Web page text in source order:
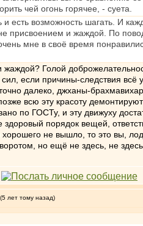
чей огонь горячее, - суета.
есть возможность шагать. И
присвоением и жаждой. По
мне в своё время
Голой
если причины-следствия
далеко, джханы-
всю эту красоту
по ГОСТу, и эту движуху
порядок вещей,
хорошего не вышло, то это вы,
но ещё не здесь, не
лет тому назад)